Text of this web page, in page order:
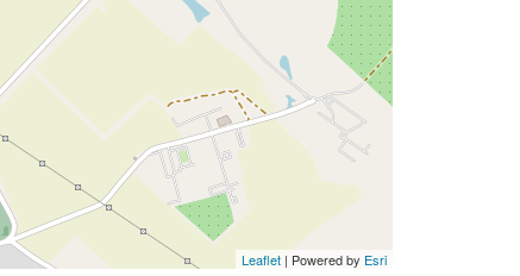
Leaflet| Powered by Esri